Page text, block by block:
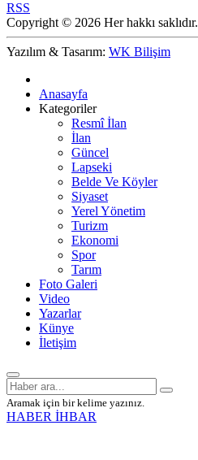
RSS
Copyright © 2026 Her hakkı saklıdır.
Yazılım & Tasarım: WK Bilişim
Anasayfa
Kategoriler
Resmî İlan
İlan
Güncel
Lapseki
Belde Ve Köyler
Siyaset
Yerel Yönetim
Turizm
Ekonomi
Spor
Tarım
Foto Galeri
Video
Yazarlar
Künye
İletişim
Aramak için bir kelime yazınız.
HABER İHBAR